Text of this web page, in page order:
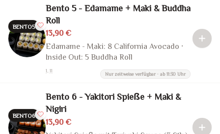
BENTO5
Bento 5 - Edamame + Maki & Buddha
Roll
13,90 €
Edamame - Maki: 8 California Avocado ·
Inside Out: 5 Buddha Roll
1, 11
Nur zeitweise verfügbar · ab 11:30 Uhr
BENTO6
Bento 6 - Yakitori Spieße + Maki &
Nigiri
13,90 €